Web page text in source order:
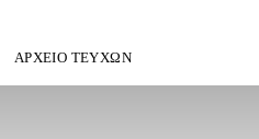
ΑΡΧΕΙΟ ΤΕΥΧΩΝ